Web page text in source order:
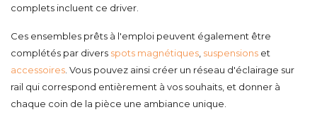
complets incluent ce driver.
Ces ensembles prêts à l'emploi peuvent également être
complétés par divers spots magnétiques suspensions et
accessoires . Vous pouvez ainsi créer un réseau d'éclairage sur
rail qui correspond entièrement à vos souhaits, et donner à
chaque coin de la pièce une ambiance unique.